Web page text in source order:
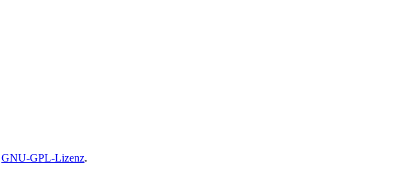
GNU-GPL-Lizenz.